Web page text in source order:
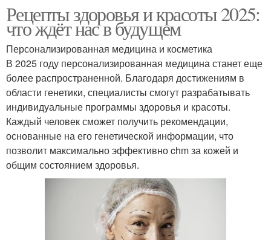
Рецепты здоровья и красоты 2025:
что ждёт нас в будущем
Персонализированная медицина и косметика
В 2025 году персонализированная медицина станет еще
более распространенной. Благодаря достижениям в
области генетики, специалисты смогут разрабатывать
индивидуальные программы здоровья и красоты.
Каждый человек сможет получить рекомендации,
основанные на его генетической информации, что
позволит максимально эффективно chm за кожей и
общим состоянием здоровья.